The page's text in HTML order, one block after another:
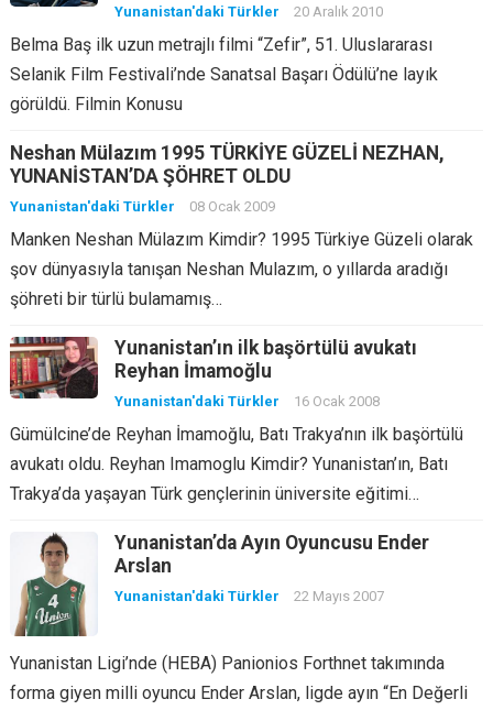
Yunanistan'daki Türkler 20 Aralık 2010
Belma Baş ilk uzun metrajlı filmi “Zefir”, 51. Uluslararası
Selanik Film Festivali’nde Sanatsal Başarı Ödülü’ne layık
görüldü. Filmin Konusu
Neshan Mülazım 1995 TÜRKİYE GÜZELİ NEZHAN,
YUNANİSTAN’DA ŞÖHRET OLDU
Yunanistan'daki Türkler 08 Ocak 2009
Manken Neshan Mülazım Kimdir? 1995 Türkiye Güzeli olarak
şov dünyasıyla tanışan Neshan Mulazım, o yıllarda aradığı
şöhreti bir türlü bulamamış…
Yunanistan’ın ilk başörtülü avukatı
Reyhan İmamoğlu
Yunanistan'daki Türkler 16 Ocak 2008
Gümülcine’de Reyhan İmamoğlu, Batı Trakya’nın ilk başörtülü
avukatı oldu. Reyhan Imamoglu Kimdir? Yunanistan’ın, Batı
Trakya’da yaşayan Türk gençlerinin üniversite eğitimi…
Yunanistan’da Ayın Oyuncusu Ender
Arslan
Yunanistan'daki Türkler 22 Mayıs 2007
Yunanistan Ligi’nde (HEBA) Panionios Forthnet takımında
forma giyen milli oyuncu Ender Arslan, ligde ayın “En Değerli